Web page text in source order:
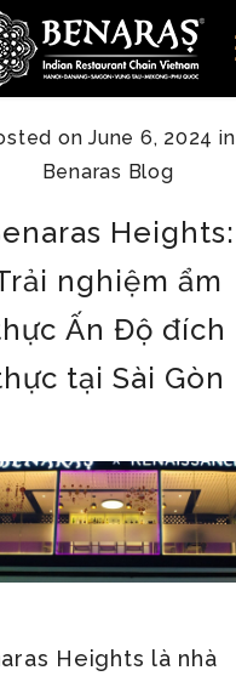
onJune 6, 2024 in
Benaras Blog
Heights:
nghiệm ẩm
Ấn Độ đích
tại Sài Gòn
Heights là nhà